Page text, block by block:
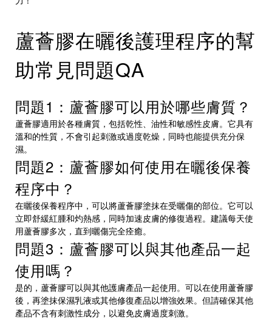
蘆薈膠在曬後護理程序的幫
助常見問題QA
問題1：蘆薈膠可以用於哪些膚質？
蘆薈膠適用於各種膚質，包括乾性、油性和敏感性皮膚。它具有
溫和的性質，不會引起刺激或過度乾燥，同時也能提供充分保
濕。
問題2：蘆薈膠如何使用在曬後保養
程序中？
在曬後保養程序中，可以將蘆薈膠塗抹在受曬傷的部位。它可以
立即舒緩紅腫和灼熱感，同時加速皮膚的修復過程。建議每天使
用蘆薈膠多次，直到曬傷完全痊癒。
問題3：蘆薈膠可以與其他產品一起
使用嗎？
是的，蘆薈膠可以與其他護膚產品一起使用。可以在使用蘆薈膠
後，再塗抹保濕乳液或其他修復產品以增強效果。但請確保其他
產品不含有刺激性成分，以避免皮膚過度刺激。